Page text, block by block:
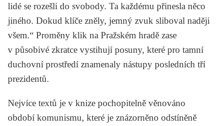
lidé se rozešli do svobody. Ta každému přinesla něco
jiného. Dokud klíče zněly, jemný zvuk sliboval naději
všem.“ Proměny klik na Pražském hradě zase
v působivé zkratce vystihují posuny, které pro tamní
duchovní prostředí znamenaly nástupy posledních tří
prezidentů.
Nejvíce textů je v knize pochopitelně věnováno
období komunismu, které je znázorněno odstíněně